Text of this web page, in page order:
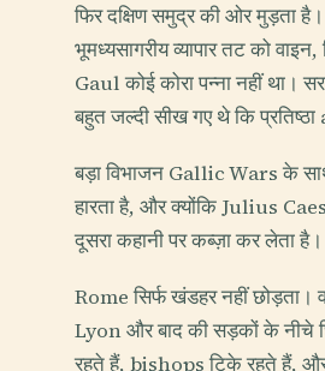
फिर दक्षिण समुद्र की ओर मुड़ता
भूमध्यसागरीय व्यापार तट को
Gaul कोई कोरा पन्ना नहीं था।
बहुत जल्दी सीख गए थे कि
बड़ा विभाजन Gallic Wars के
हारता है, और क्योंकि Julius
दूसरा कहानी पर कब्ज़ा कर लेता
Rome सिर्फ खंडहर नहीं
Lyon और बाद की सड़कों के नीचे
रहते हैं, bishops टिके रहते हैं,